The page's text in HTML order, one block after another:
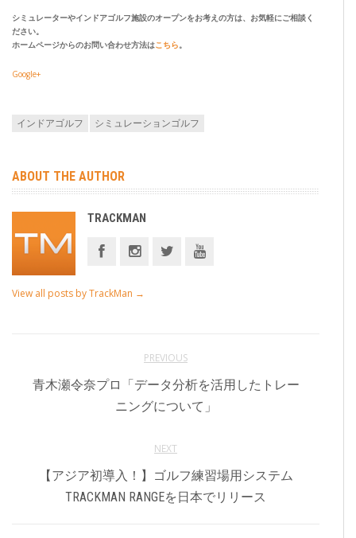
シミュレーターやインドアゴルフ施設のオープンをお考えの方は、お気軽にご相談く
ださい。
ホームページからのお問い合わせ方法はこちら。
Google+
インドアゴルフ シミュレーションゴルフ
ABOUT THE AUTHOR
TRACKMAN
View all posts by TrackMan →
PREVIOUS
青木瀬令奈プロ「データ分析を活用したトレー
ニングについて」
NEXT
【アジア初導入！】ゴルフ練習場用システム
TRACKMAN RANGEを日本でリリース